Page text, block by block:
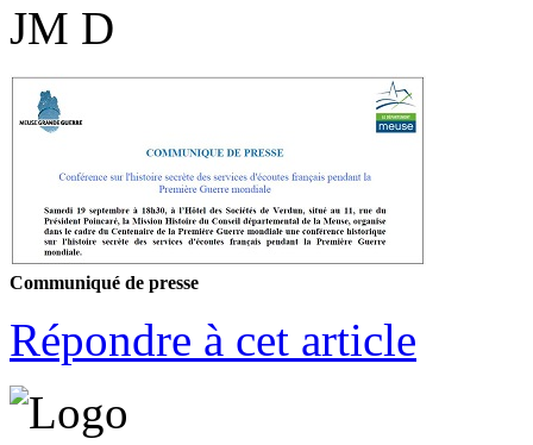
JM D
Communiqué de presse
Répondre à cet article